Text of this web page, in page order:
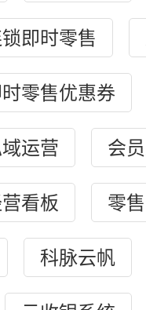
即时零售
零售优惠券
运营 会
看板 零
科脉云帆